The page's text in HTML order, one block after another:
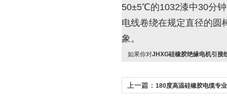
50±5℃的1032漆中30分
电线卷绕在规定直径的圆
象。
如果你对JHXG硅橡胶绝缘电机引接
上一篇： 180度高温硅橡胶电缆专